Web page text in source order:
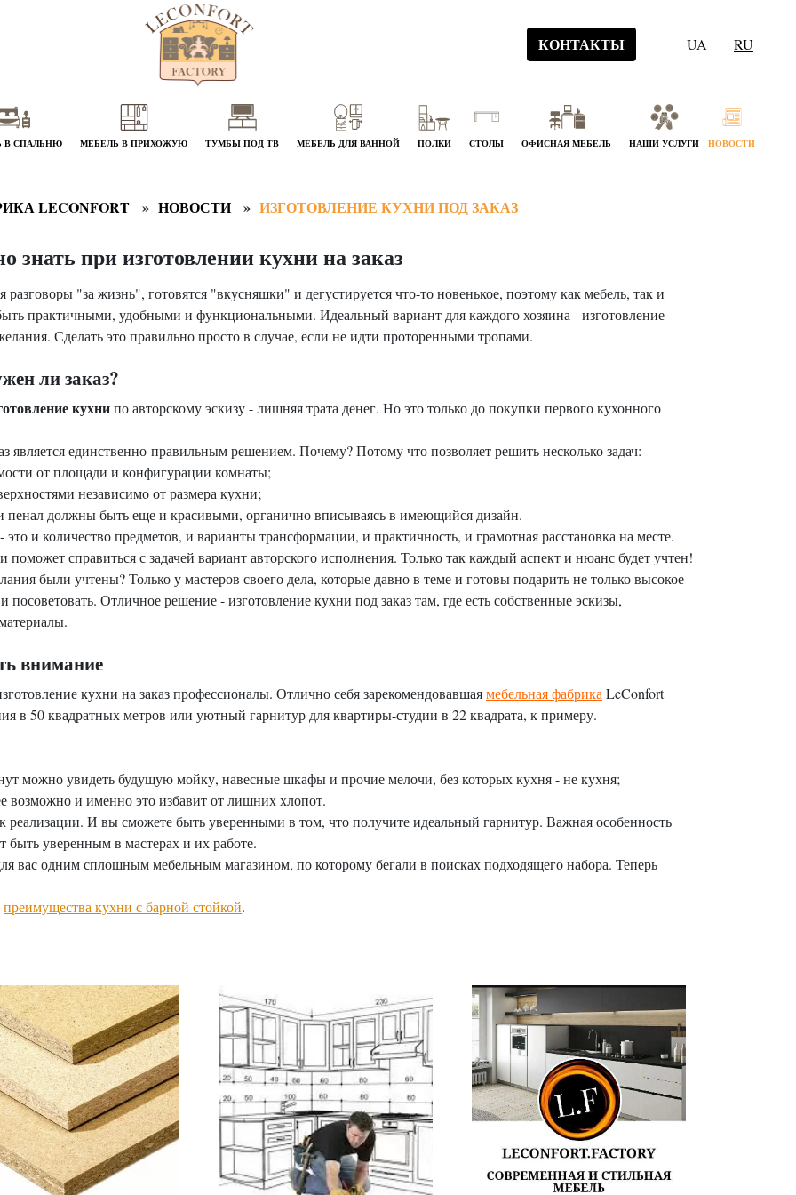
КОНТАКТЫ UA RU
В СПАЛЬНЮ МЕБЕЛЬ В ПРИХОЖУЮ ТУМБЫ ПОД ТВ МЕБЕЛЬ ДЛЯ ВАННОЙ ПОЛКИ СТОЛЫ ОФИСНАЯ МЕБЕЛЬ НАШИ УСЛУГИ НОВОСТИ
LECONFORT НОВОСТИ ИЗГОТОВЛЕНИЕ КУХНИ ПОД ЗАКАЗ
при изготовлении кухни на заказ
"за жизнь", готовятся "вкусняшки" и дегустируется что-то новенькое, поэтому как мебель, так и
практичными, удобными и функциональными. Идеальный вариант для каждого хозяина - изготовление
Сделать это правильно просто в случае, если не идти проторенными тропами.
ли заказ?
кухнипо авторскому эскизу - лишняя трата денег. Но это только до покупки первого кухонного
является единственно-правильным решением. Почему? Потому что позволяет решить несколько задач:
от площади и конфигурации комнаты;
независимо от размера кухни;
должны быть еще и красивыми, органично вписываясь в имеющийся дизайн.
и количество предметов, и варианты трансформации, и практичность, и грамотная расстановка на месте.
поможет справиться с задачей вариант авторского исполнения. Только так каждый аспект и нюанс будет учтен!
были учтены? Только у мастеров своего дела, которые давно в теме и готовы подарить не только высокое
посоветовать. Отличное решение - изготовление кухни под заказ там, где есть собственные эскизы,
внимание
кухни на заказ профессионалы. Отлично себя зарекомендовавшаямебельная фабрика LeConfort
в 50 квадратных метров или уютный гарнитур для квартиры-студии в 22 квадрата, к примеру.
можно увидеть будущую мойку, навесные шкафы и прочие мелочи, без которых кухня - не кухня;
возможно и именно это избавит от лишних хлопот.
реализации. И вы сможете быть уверенными в том, что получите идеальный гарнитур. Важная особенность
быть уверенным в мастерах и их работе.
вас одним сплошным мебельным магазином, по которому бегали в поисках подходящего набора. Теперь
преимущества кухни с барной стойкой.